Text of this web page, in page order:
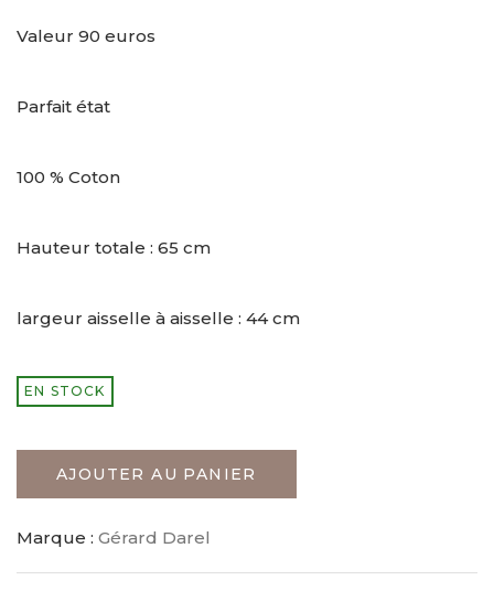
Valeur 90 euros
Parfait état
100 % Coton
Hauteur totale : 65 cm
largeur aisselle à aisselle : 44 cm
EN STOCK
AJOUTER AU PANIER
Marque : Gérard Darel